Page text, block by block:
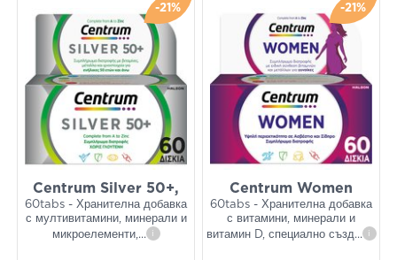
-21%
Centrum Silver 50+,
60tabs - Хранителна добавка
с мултивитамини, минерали и
микроелементи,... i
-21%
Centrum Women
60tabs - Хранителна добавка
с витамини, минерали и
витамин D, специално създ... i